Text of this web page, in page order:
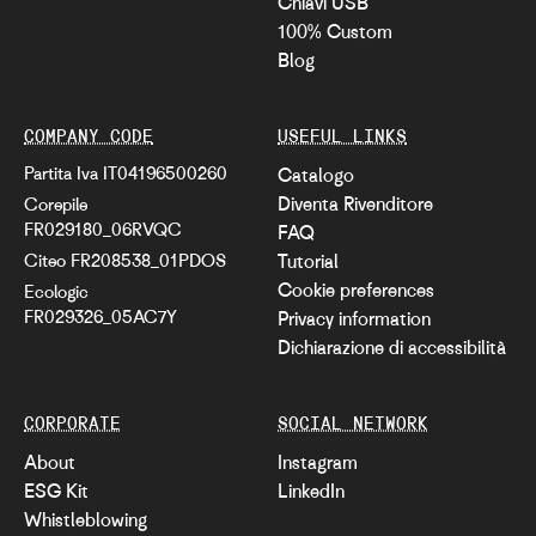
100% Custom
Blog
CORPORATE
About
ESG Kit
Whistleblowing
USEFUL LINKS
Catalogo
Diventa Rivenditore
FAQ
Tutorial
Cookie preferences
Privacy information
Dichiarazione di accessibilità
COMPANY CODE
Partita Iva IT04196500260
Corepile
FR029180_06RVQC
Citeo FR208538_01PDOS
Ecologic
FR029326_05AC7Y
SOCIAL NETWORK
Instagram
LinkedIn